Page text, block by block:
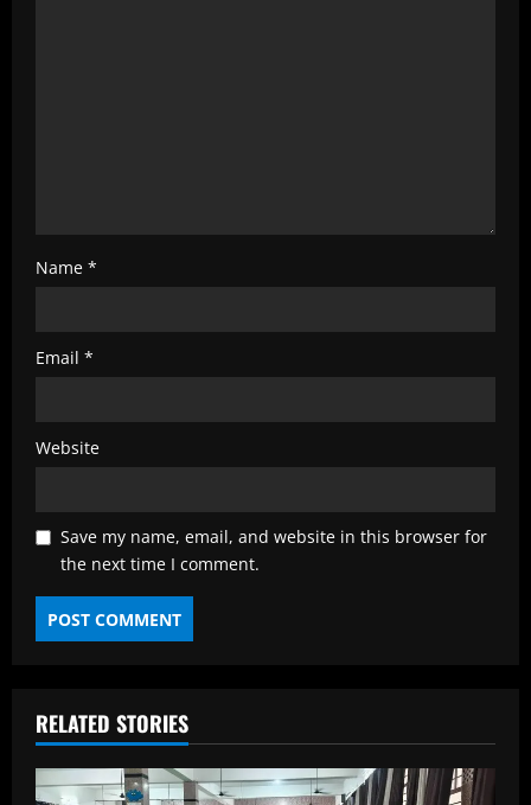
Name *
Email *
Website
Save my name, email, and website in this browser for
the next time I comment.
RELATED STORIES